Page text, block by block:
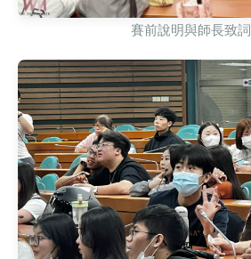
賽前說明與師長致詞